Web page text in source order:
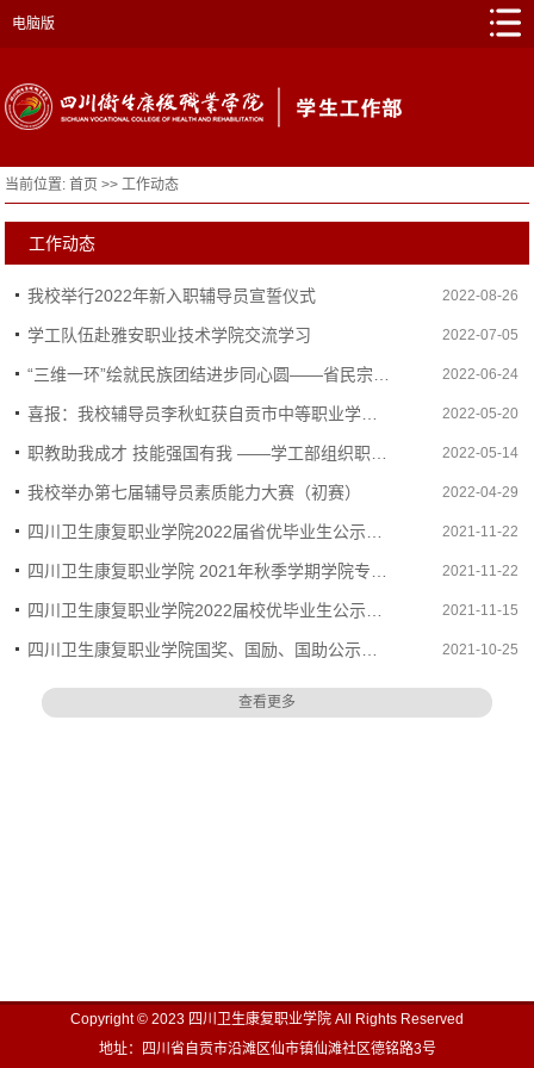
电脑版
当前位置:首页 >>工作动态
工作动态
我校举行2022年新入职辅导员宣誓仪式 2022-08-26
学工队伍赴雅安职业技术学院交流学习 2022-07-05
2022-06-24
2022-05-20
2022-05-14
我校举办第七届辅导员素质能力大赛（初赛） 2022-04-29
2021-11-22
2021-11-22
2021-11-15
2021-10-25
查看更多
Copyright © 2023 四川卫生康复职业学院 All Rights Reserved
地址：四川省自贡市沿滩区仙市镇仙滩社区德铭路3号